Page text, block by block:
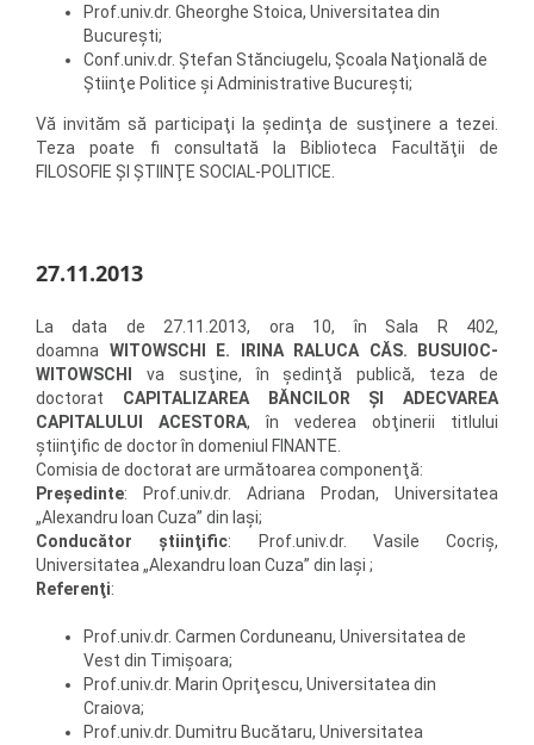
Prof.univ.dr. Gheorghe Stoica, Universitatea din
Bucureşti;
Conf.univ.dr. Ştefan Stănciugelu, Şcoala Naţională de
Ştiinţe Politice şi Administrative Bucureşti;
Vă invităm să participaţi la şedinţa de susţinere a tezei.
Teza poate fi consultată la Biblioteca Facultăţii de
FILOSOFIE ŞI ŞTIINŢE SOCIAL-POLITICE.
27.11.2013
La data de 27.11.2013, ora 10, în Sala R 402,
doamna WITOWSCHI E. IRINA RALUCA CĂS. BUSUIOC-
WITOWSCHI
va susţine, în şedinţă publică, teza de
doctorat CAPITALIZAREA BĂNCILOR ŞI ADECVAREA
CAPITALULUI ACESTORA, în vederea obţinerii titlului
ştiinţific de doctor în domeniul FINANTE.
Comisia de doctorat are următoarea componenţă:
Preşedinte: Prof.univ.dr. Adriana Prodan, Universitatea
„Alexandru Ioan Cuza” din Iaşi;
Conducător ştiinţific: Prof.univ.dr. Vasile Cocriş,
Universitatea „Alexandru Ioan Cuza” din Iaşi ;
Referenţi:
Prof.univ.dr. Carmen Corduneanu, Universitatea de
Vest din Timişoara;
Prof.univ.dr. Marin Opriţescu, Universitatea din
Craiova;
Prof.univ.dr. Dumitru Bucătaru, Universitatea